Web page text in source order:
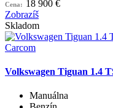
Cena: 18 900 €
Zobrazíš
Skladom
Volkswagen Tiguan 1.4
Manuálna